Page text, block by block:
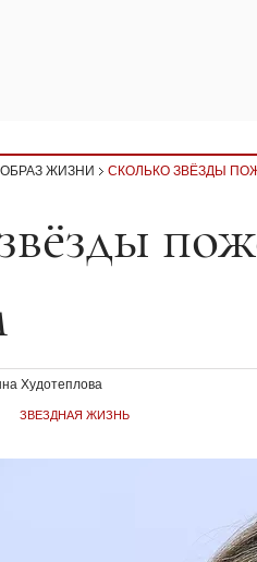
ОБРАЗ ЖИЗНИ СКОЛЬКО ЗВЁЗДЫ
Худотеплова
ЗВЕЗДНАЯ ЖИЗНЬ